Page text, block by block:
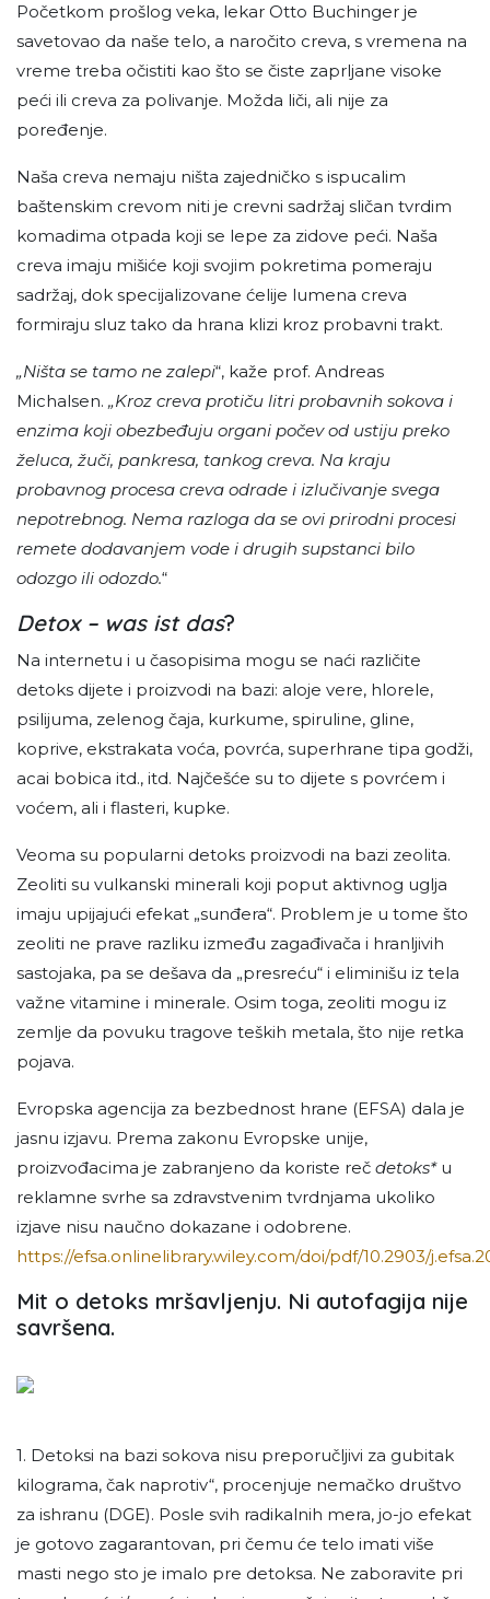
Početkom prošlog veka, lekar Otto Buchinger je
savetovao da naše telo, a naročito creva, s vremena na
vreme treba očistiti kao što se čiste zaprljane visoke
peći ili creva za polivanje. Možda liči, ali nije za
poređenje.
Naša creva nemaju ništa zajedničko s ispucalim
baštenskim crevom niti je crevni sadržaj sličan tvrdim
komadima otpada koji se lepe za zidove peći. Naša
creva imaju mišiće koji svojim pokretima pomeraju
sadržaj, dok specijalizovane ćelije lumena creva
formiraju sluz tako da hrana klizi kroz probavni trakt.
„Ništa se tamo ne zalepi“, kaže prof. Andreas
Michalsen. „Kroz creva protiču litri probavnih sokova i
enzima koji obezbeđuju organi počev od ustiju preko
želuca, žuči, pankresa, tankog creva. Na kraju
probavnog procesa creva odrade i izlučivanje svega
nepotrebnog. Nema razloga da se ovi prirodni procesi
remete dodavanjem vode i drugih supstanci bilo
odozgo ili odozdo.“
Detox – was ist das?
Na internetu i u časopisima mogu se naći različite
detoks dijete i proizvodi na bazi: aloje vere, hlorele,
psilijuma, zelenog čaja, kurkume, spiruline, gline,
koprive, ekstrakata voća, povrća, superhrane tipa godži,
acai bobica itd., itd. Najčešće su to dijete s povrćem i
voćem, ali i flasteri, kupke.
Veoma su popularni detoks proizvodi na bazi zeolita.
Zeoliti su vulkanski minerali koji poput aktivnog uglja
imaju upijajući efekat „sunđera“. Problem je u tome što
zeoliti ne prave razliku između zagađivača i hranljivih
sastojaka, pa se dešava da „presreću“ i eliminišu iz tela
važne vitamine i minerale. Osim toga, zeoliti mogu iz
zemlje da povuku tragove teških metala, što nije retka
pojava.
Evropska agencija za bezbednost hrane (EFSA) dala je
jasnu izjavu. Prema zakonu Evropske unije,
proizvođacima je zabranjeno da koriste reč detoks* u
reklamne svrhe sa zdravstvenim tvrdnjama ukoliko
izjave nisu naučno dokazane i odobrene.
https://efsa.onlinelibrary.wiley.com/doi/pdf/10.2903/
Mit o detoks mršavljenju. Ni autofagija nije
savršena.
1. Detoksi na bazi sokova nisu preporučljivi za gubitak
kilograma, čak naprotiv“, procenjuje nemačko društvo
za ishranu (DGE). Posle svih radikalnih mera, jo-jo efekat
je gotovo zagarantovan, pri čemu će telo imati više
masti nego sto je imalo pre detoksa. Ne zaboravite pri